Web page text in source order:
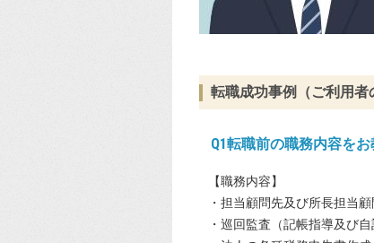
転職成功事例（ご利用者
Q1転職前の職務内容を
【職務内容】
・担当顧問先及び所長担当
・巡回監査（記帳指導及び